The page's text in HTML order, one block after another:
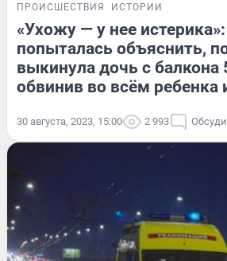
ПРОИСШЕСТВИЯ ИСТОРИИ
«Ухожу — у нее
попыталась объяснить,
выкинула дочь с балкона
обвинив во всём
30 августа, 2023, 15:00 2 993